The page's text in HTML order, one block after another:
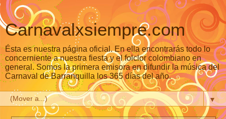
Carnavalxsiempre.com
Ésta es nuestra página oficial. En ella encontrarás todo lo
concerniente a nuestra fiesta y el folclor colombiano en
general. Somos la primera emisora en difundir la música del
Carnaval de Barranquilla los 365 días del año.
▼